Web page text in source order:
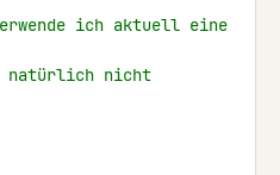
ich aktuell eine
natürlich nicht